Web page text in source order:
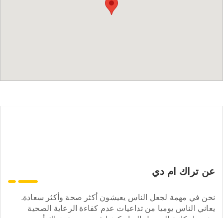
عن تراك ام دي
نحن في مهمة لجعل الناس يعيشون أكثر صحة وأكثر سعادة.
يعاني الناس يوميا من تداعيات عدم كفاءة الرعاية الصحية